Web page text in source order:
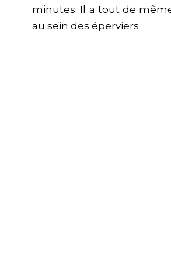
minutes. Il a tout de
au sein des éperviers